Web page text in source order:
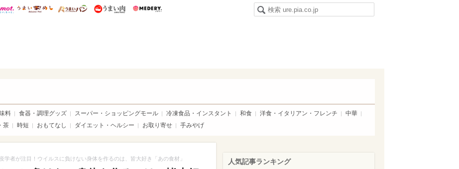
あ総研 ディズニー特集
mimot. うまいめし うまいパン うまい肉
料 食器・調理グッズ スーパー・ショッピングモール 冷凍食品・インスタント 和食 洋食・イタリアン・フレンチ
中華
茶 時短 おもてなし ダイエット・ヘルシー お取り寄せ 手みやげ
学者が注目！ウイルスに負けない身体を作るのは、皆大好き「あの食材」 人気記事ランキング